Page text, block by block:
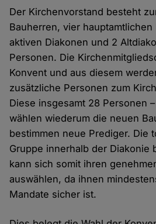
Der Kirchenvorstand besteht
Bauherren, vier
aktiven Diakonen und 2
Personen. Die
Konvent und aus diesem
zusätzliche Personen zum
Diese insgesamt 28 Personen
wählen wiederum die neuen
bestimmen neue Prediger. Die
Gruppe innerhalb der Diakonie
kann sich somit ihren
auswählen, da ihnen
Mandate sicher ist.